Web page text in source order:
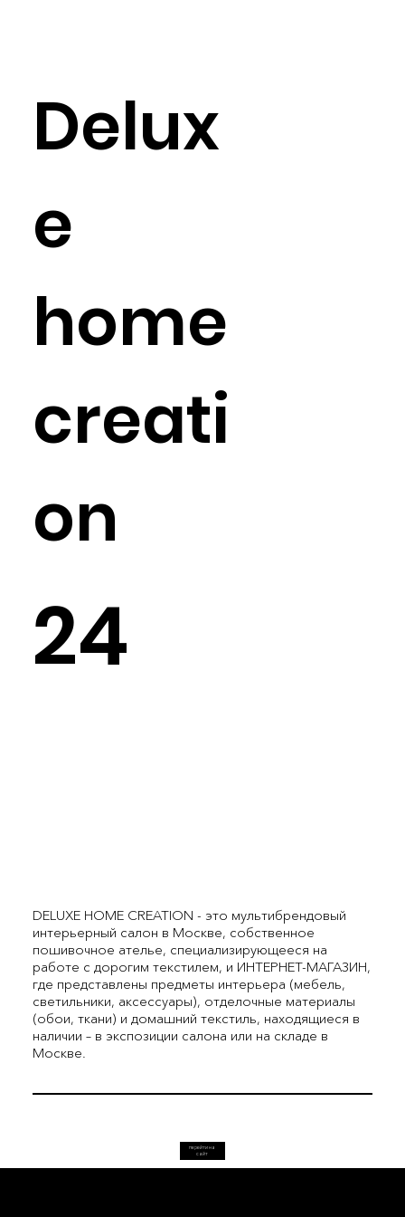
перейти на
сайт
DELUXE HOME CREATION - это мультибрендовый
интерьерный салон в Москве, собственное
пошивочное ателье, специализирующееся на
работе с дорогим текстилем, и ИНТЕРНЕТ-МАГАЗИН,
где представлены предметы интерьера (мебель,
светильники, аксессуары), отделочные материалы
(обои, ткани) и домашний текстиль, находящиеся в
наличии – в экспозиции салона или на складе в
Москве.
Delux
e
home
creati
on
24